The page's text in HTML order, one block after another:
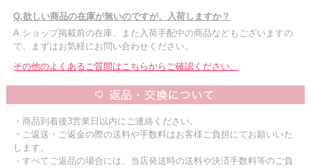
Q.欲しい商品の在庫が無いのですが、入荷しますか？
A.ショップ掲載前の在庫、また入荷手配中の商品などもございますの
で、まずはお気軽にお問い合わせください。
その他のよくあるご質問はこちらからご確認ください。
・商品到着後3営業日以内にご連絡ください。
・ご返送・ご返金の際の送料や手数料はお客様ご負担にてお願いいた
します。
・すべてご返品の場合には、当店発送時の送料や決済手数料等のご負